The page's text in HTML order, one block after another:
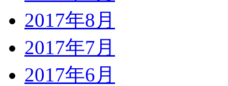
2017年8月
2017年7月
2017年6月